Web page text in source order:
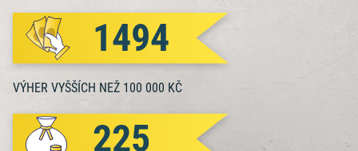
1494
VÝHER VYŠŠÍCH NEŽ 100 000 KČ
225